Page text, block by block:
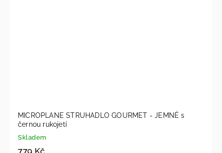
MICROPLANE STRUHADLO GOURMET - JEMNÉ s
černou rukojetí
Skladem